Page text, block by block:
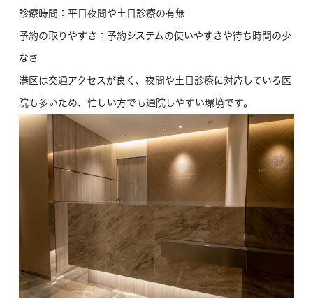
診療時間 ：平日夜間や土日診療の有無
予約の取りやすさ ：予約システムの使いやすさや待ち時間の少
なさ
港区は交通アクセスが良く、夜間や土日診療に対応している医
院も多いため、忙しい方でも通院しやすい環境です。